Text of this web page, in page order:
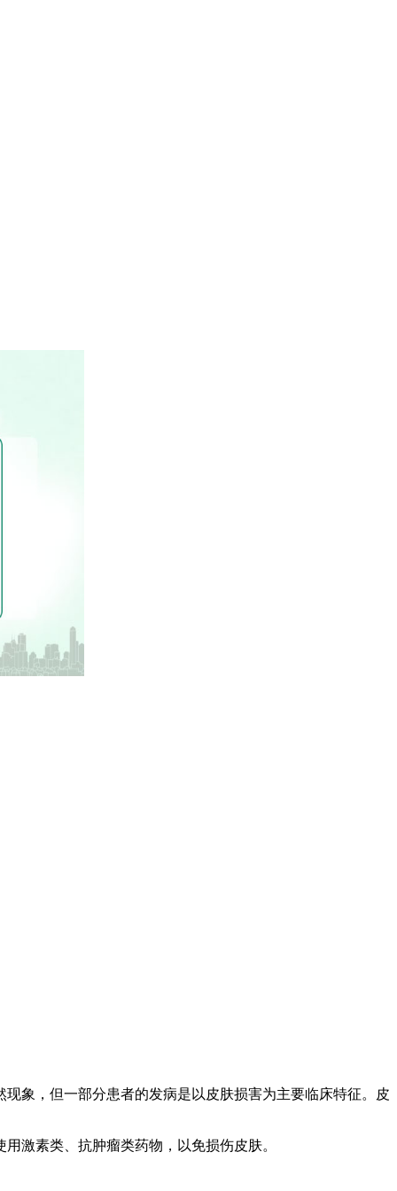
象，但一部分患者的发病是以皮肤损害为主要临床特征。皮
激素类、抗肿瘤类药物，以免损伤皮肤。